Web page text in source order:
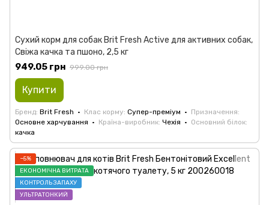
Сухий корм для собак Brit Fresh Active для активних собак,
Свіжа качка та пшоно, 2,5 кг
949.05 грн 999.00 грн
Купити
Бренд Brit Fresh Клас корму Супер-преміум
Призначення
Основне харчування
Країна-виробник Чехія
Основний білок
качка
−5%
ЕКОНОМІЧНА ВИТРАТА
КОНТРОЛЬ ЗАПАХУ
УЛЬТРАТОНКИЙ